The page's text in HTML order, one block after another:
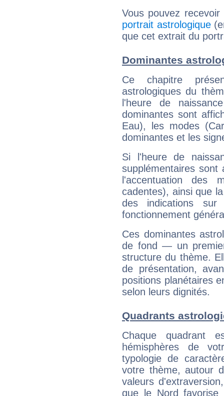
Vous pouvez
portrait astrologique
que cet extrait du
Dominantes
Ce chapitre
astrologiques du
l'heure de
dominantes sont
Eau), les modes
dominantes et les
Si l'heure de
supplémentaires sont
l'accentuation des
cadentes), ainsi que
des indications sur
fonctionnement
Ces dominantes
de fond — un
structure du thème.
de présentation,
positions planétaires
selon leurs dignités.
Quadrants
Chaque quadrant
hémisphères de
typologie de
votre thème, autour
valeurs
que le Nord favorise